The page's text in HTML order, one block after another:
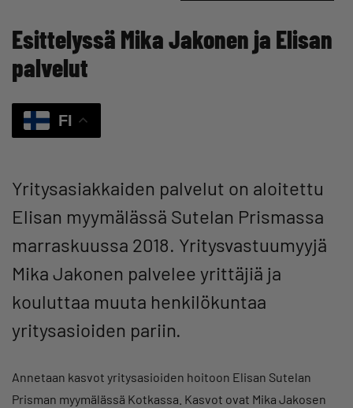
Esittelyssä Mika Jakonen ja Elisan
palvelut
FI
Yritysasiakkaiden palvelut on aloitettu
Elisan myymälässä Sutelan Prismassa
marraskuussa 2018. Yritysvastuumyyjä
Mika Jakonen palvelee yrittäjiä ja
kouluttaa muuta henkilökuntaa
yritysasioiden pariin.
Annetaan kasvot yritysasioiden hoitoon Elisan Sutelan
Prisman myymälässä Kotkassa. Kasvot ovat Mika Jakosen